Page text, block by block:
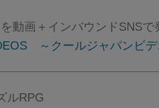
動画＋インバウンドSNSで
～クールジャパンビ
ルRPG